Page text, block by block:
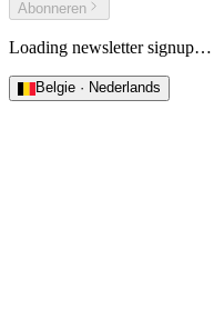
Abonneren
Loading newsletter signup…
Belgie · Nederlands